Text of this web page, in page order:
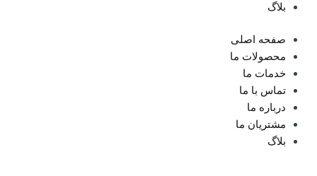
بلاگ
صفحه اصلی
محصولات ما
خدمات ما
تماس با ما
درباره ما
مشتریان ما
بلاگ